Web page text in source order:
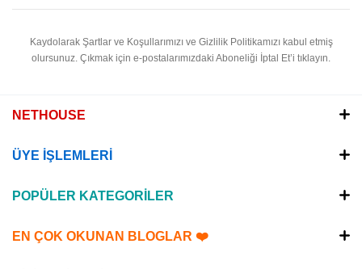
Kaydolarak Şartlar ve Koşullarımızı ve Gizlilik Politikamızı kabul etmiş
olursunuz. Çıkmak için e-postalarımızdaki Aboneliği İptal Et’i tıklayın.
NETHOUSE
ÜYE İŞLEMLERİ
POPÜLER KATEGORİLER
EN ÇOK OKUNAN BLOGLAR ❤️